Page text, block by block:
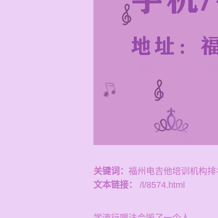
关键词： 福州电吉他培训机构排
文本链接：
/l/8574.html